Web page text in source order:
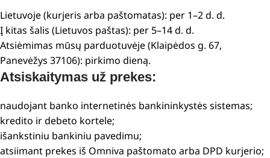
Lietuvoje (kurjeris arba paštomatas): per 1–2 d. d.
Į kitas šalis (Lietuvos paštas): per 5–14 d. d.
Atsiėmimas mūsų parduotuvėje (Klaipėdos g. 67,
Panevėžys 37106): pirkimo dieną.
Atsiskaitymas už prekes:
naudojant banko internetinės bankininkystės sistemas;
kredito ir debeto kortele;
išankstiniu bankiniu pavedimu;
atsiimant prekes iš Omniva paštomato arba DPD kurjerio;